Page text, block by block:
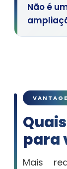
Não é
para
Mais